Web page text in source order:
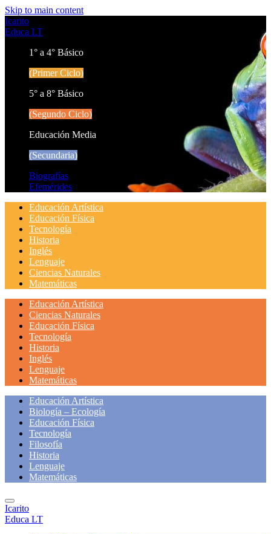
Skip to main content
Icarito
Educa LT
1° a 4° Básico
(Primer Ciclo)
5° a 8° Básico
(Segundo Ciclo)
Educación Media
(Secundaria)
Biografías
Efemérides
Educación Artística
Educación Física
Tecnología
Historia
Inglés
Lenguaje
Ciencias Naturales
Matemáticas
Educación Artística
Ciencias Naturales
Educación Física
Tecnología
Historia
Inglés
Lenguaje
Matemáticas
Educación Artística
Biología – Ecología
Educación Física
Tecnología
Filosofía
Historia
Lenguaje
Matemáticas
Icarito
Educa LT